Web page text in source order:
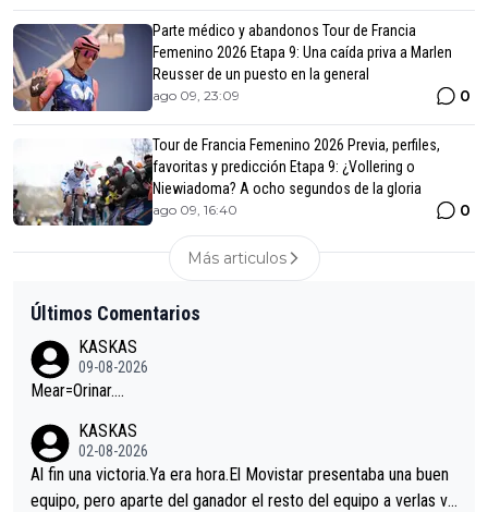
Parte médico y abandonos Tour de Francia
Femenino 2026 Etapa 9: Una caída priva a Marlen
Reusser de un puesto en la general
ago 09, 23:09 0
Tour de Francia Femenino 2026 Previa, perfiles,
favoritas y predicción Etapa 9: ¿Vollering o
Niewiadoma? A ocho segundos de la gloria
ago 09, 16:40 0
Más articulos
Últimos Comentarios
KASKAS
09-08-2026
Mear=Orinar….
KASKAS
02-08-2026
Al fin una victoria.Ya era hora.El Movistar presentaba una buen
equipo, pero aparte del ganador el resto del equipo a verlas ve